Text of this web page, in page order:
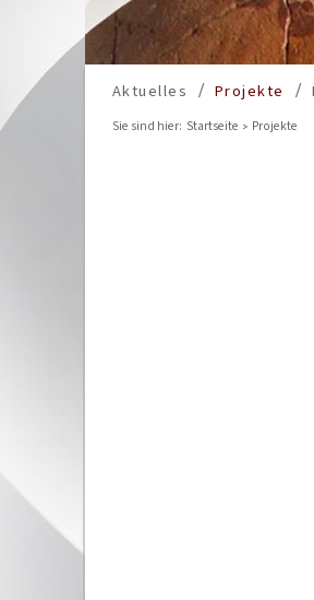
Aktuelles Projekte
Sie sind hier: Startseite Projekte